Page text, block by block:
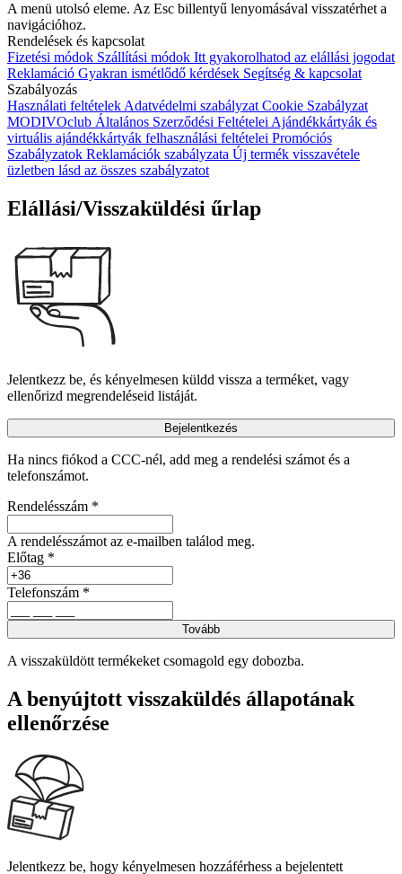
A menü utolsó eleme. Az Esc billentyű lenyomásával visszatérhet a
navigációhoz.
Rendelések és kapcsolat
Fizetési módok Szállítási módok Itt gyakorolhatod az elállási jogodat
Reklamáció Gyakran ismétlődő kérdések Segítség & kapcsolat
Szabályozás
Használati feltételek Adatvédelmi szabályzat Cookie Szabályzat
MODIVOclub Általános Szerződési Feltételei Ajándékkártyák és
virtuális ajándékkártyák felhasználási feltételei Promóciós
Szabályzatok Reklamációk szabályzata Új termék visszavétele
üzletben lásd az összes szabályzatot
Elállási/Visszaküldési űrlap
Jelentkezz be, és kényelmesen küldd vissza a terméket, vagy
ellenőrizd megrendeléseid listáját.
Bejelentkezés
Ha nincs fiókod a CCC-nél, add meg a rendelési számot és a
telefonszámot.
Rendelésszám *
A rendelésszámot az e-mailben találod meg.
Előtag *
Telefonszám *
Tovább
A visszaküldött termékeket csomagold egy dobozba.
A benyújtott visszaküldés állapotának
ellenőrzése
Jelentkezz be, hogy kényelmesen hozzáférhess a bejelentett